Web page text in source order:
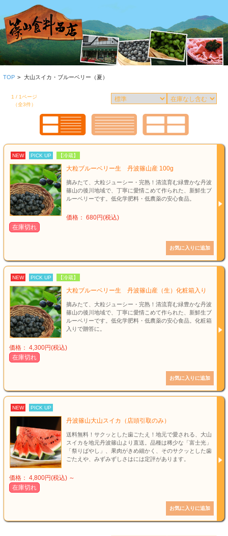
TOP > 大山スイカ・ブルーベリー（夏）
1 / 1ページ
（全3件）
NEW PICK UP 【冷蔵】
大粒ブルーベリー生 丹波篠山産 100g
摘みたて、大粒ジューシー・完熟！清流育む緑豊かな丹波
篠山の後川地域で、丁寧に愛情こめて作られた、新鮮生ブ
ルーベリーです。低化学肥料・低農薬の安心食品。
価格： 680円(税込)
在庫切れ
NEW PICK UP 【冷蔵】
大粒ブルーベリー生 丹波篠山産（生）化粧箱入り
摘みたて、大粒ジューシー・完熟！清流育む緑豊かな丹波
篠山の後川地域で、丁寧に愛情こめて作られた、新鮮生ブ
ルーベリーです。低化学肥料・低農薬の安心食品。化粧箱
入りで贈答に。
価格： 4,300円(税込)
在庫切れ
NEW PICK UP
丹波篠山大山スイカ（店頭引取のみ）
送料無料！サクッとした歯ごたえ！地元で愛される、大山
スイカを地元丹波篠山より直送。品種は稀少な「富士光」
「祭りばやし」、果肉がきめ細かく、そのサクッとした歯
ごたえや、みずみずしさはには定評があります。
価格： 4,800円(税込) ～
在庫切れ